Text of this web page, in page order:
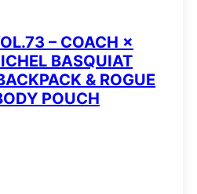
– COACH ×
BASQUIAT
& ROGUE
POUCH